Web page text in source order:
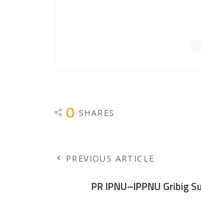
0 SHARES
PREVIOUS ARTICLE
PR IPNU–IPPNU Gribig